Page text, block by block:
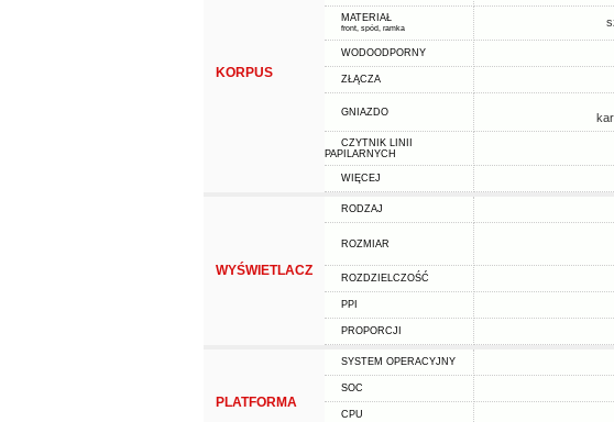
KORPUS
MATERIAŁ
front, spód, ramka
WODOODPORNY
ZŁĄCZA
GNIAZDO
CZYTNIK LINII
PAPILARNYCH
WIĘCEJ
WYŚWIETLACZ
RODZAJ
ROZMIAR
ROZDZIELCZOŚĆ
PPI
PROPORCJI
PLATFORMA
SYSTEM OPERACYJNY
SOC
CPU